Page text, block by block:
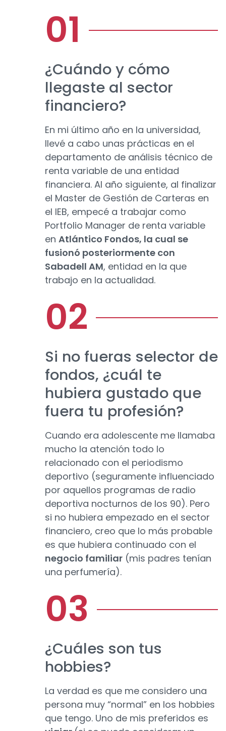
¿Cuándo y cómo
llegaste al sector
financiero?
En mi último año en la universidad,
llevé a cabo unas prácticas en el
departamento de análisis técnico de
renta variable de una entidad
financiera. Al año siguiente, al finalizar
el Master de Gestión de Carteras en
el IEB, empecé a trabajar como
Portfolio Manager de renta variable
en Atlántico Fondos, la cual se
fusionó posteriormente con
Sabadell AM, entidad en la que
trabajo en la actualidad.
Si no fueras selector de
fondos, ¿cuál te
hubiera gustado que
fuera tu profesión?
Cuando era adolescente me llamaba
mucho la atención todo lo
relacionado con el periodismo
deportivo (seguramente influenciado
por aquellos programas de radio
deportiva nocturnos de los 90). Pero
si no hubiera empezado en el sector
financiero, creo que lo más probable
es que hubiera continuado con el
negocio familiar (mis padres tenían
una perfumería).
¿Cuáles son tus
hobbies?
La verdad es que me considero una
persona muy “normal” en los hobbies
que tengo. Uno de mis preferidos es